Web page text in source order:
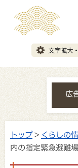
広
トップ> くらしの
内の指定緊急避難